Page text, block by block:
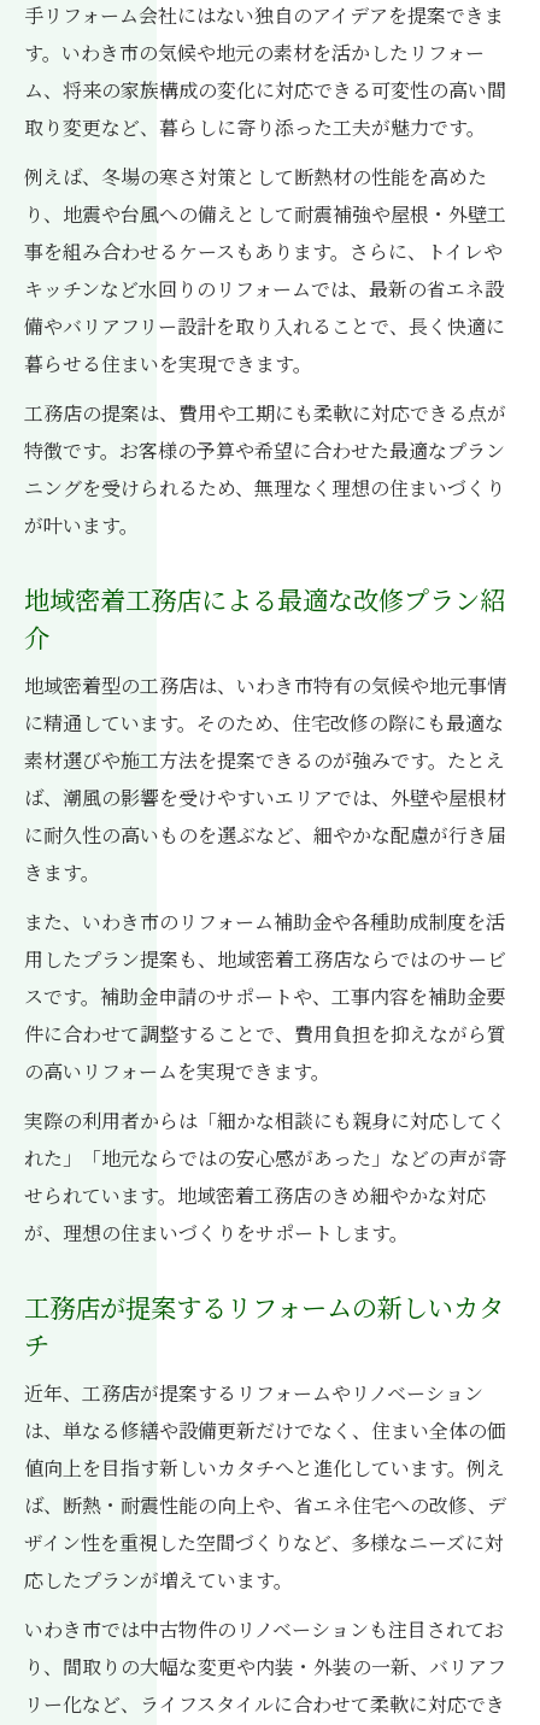
手リフォーム会社にはない独自のアイデアを提案できま
す。いわき市の気候や地元の素材を活かしたリフォー
ム、将来の家族構成の変化に対応できる可変性の高い間
取り変更など、暮らしに寄り添った工夫が魅力です。
例えば、冬場の寒さ対策として断熱材の性能を高めた
り、地震や台風への備えとして耐震補強や屋根・外壁工
事を組み合わせるケースもあります。さらに、トイレや
キッチンなど水回りのリフォームでは、最新の省エネ設
備やバリアフリー設計を取り入れることで、長く快適に
暮らせる住まいを実現できます。
工務店の提案は、費用や工期にも柔軟に対応できる点が
特徴です。お客様の予算や希望に合わせた最適なプラン
ニングを受けられるため、無理なく理想の住まいづくり
が叶います。
地域密着工務店による最適な改修プラン紹
介
地域密着型の工務店は、いわき市特有の気候や地元事情
に精通しています。そのため、住宅改修の際にも最適な
素材選びや施工方法を提案できるのが強みです。たとえ
ば、潮風の影響を受けやすいエリアでは、外壁や屋根材
に耐久性の高いものを選ぶなど、細やかな配慮が行き届
きます。
また、いわき市のリフォーム補助金や各種助成制度を活
用したプラン提案も、地域密着工務店ならではのサービ
スです。補助金申請のサポートや、工事内容を補助金要
件に合わせて調整することで、費用負担を抑えながら質
の高いリフォームを実現できます。
実際の利用者からは「細かな相談にも親身に対応してく
れた」「地元ならではの安心感があった」などの声が寄
せられています。地域密着工務店のきめ細やかな対応
が、理想の住まいづくりをサポートします。
工務店が提案するリフォームの新しいカタ
チ
近年、工務店が提案するリフォームやリノベーション
は、単なる修繕や設備更新だけでなく、住まい全体の価
値向上を目指す新しいカタチへと進化しています。例え
ば、断熱・耐震性能の向上や、省エネ住宅への改修、デ
ザイン性を重視した空間づくりなど、多様なニーズに対
応したプランが増えています。
いわき市では中古物件のリノベーションも注目されてお
り、間取りの大幅な変更や内装・外装の一新、バリアフ
リー化など、ライフスタイルに合わせて柔軟に対応でき